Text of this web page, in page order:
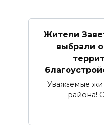
Жители
выбрали
Уважаемые
района!